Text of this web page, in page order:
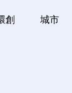
創 城市